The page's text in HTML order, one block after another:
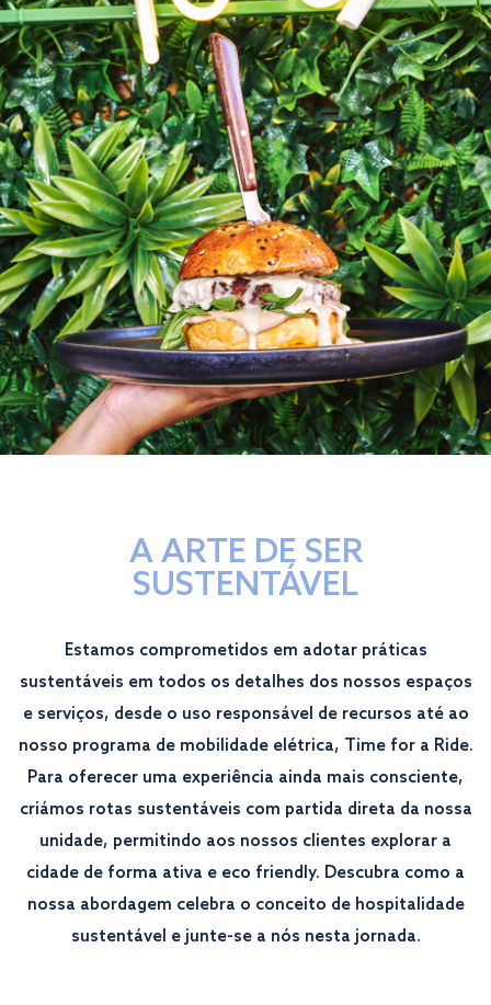
A ARTE DE SER
SUSTENTÁVEL
Estamos comprometidos em adotar práticas
sustentáveis em todos os detalhes dos nossos espaços
e serviços, desde o uso responsável de recursos até ao
nosso programa de mobilidade elétrica, Time for a Ride.
Para oferecer uma experiência ainda mais consciente,
criámos rotas sustentáveis com partida direta da nossa
unidade, permitindo aos nossos clientes explorar a
cidade de forma ativa e eco friendly. Descubra como a
nossa abordagem celebra o conceito de hospitalidade
sustentável e junte-se a nós nesta jornada.